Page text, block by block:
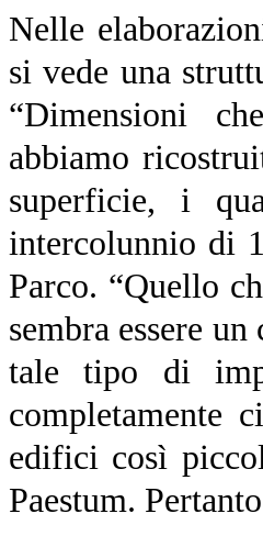
Nelle
si vede una
“Dimensioni
abbiamo
superficie, i
intercolunnio di
Parco. “Quello
sembra essere
tale tipo di
completamente
edifici così
Paestum.